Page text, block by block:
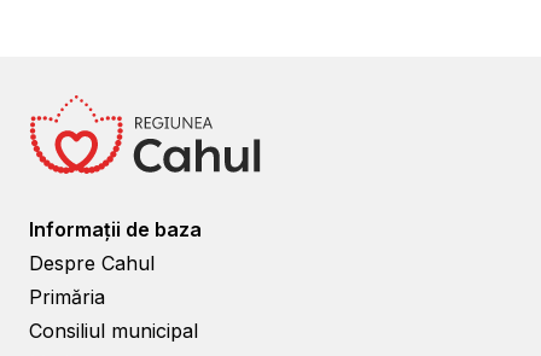
Informații de baza
Despre Cahul
Primăria
Consiliul municipal